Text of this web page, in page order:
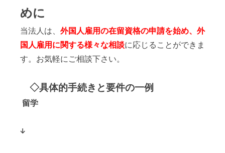
めに
当法人は、 外国人雇用の在留資格の申請を始め、外
国人雇用に関する様々な相談に応じることができま
す。お気軽にご相談下さい。
◇具体的手続きと要件の一例
留学
↓